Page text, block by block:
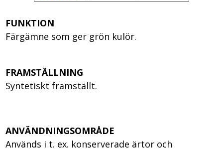
FUNKTION
Färgämne som ger grön kulör.
FRAMSTÄLLNING
Syntetiskt framställt.
ANVÄNDNINGSOMRÅDE
Används i t. ex. konserverade ärtor och